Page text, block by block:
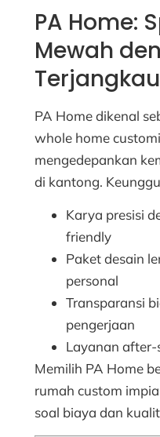
PA Home:
Mewah
Terjangkau
PA Home dikenal
whole home
mengedepankan
di kantong.
Karya presisi
friendly
Paket desain
personal
Transparansi
pengerjaan
Layanan after-
Memilih PA Home
rumah custom
soal biaya dan